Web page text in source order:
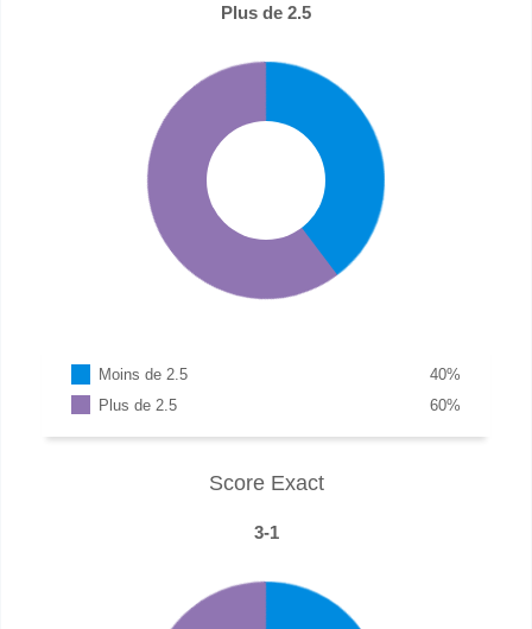
Plus de 2.5
Moins de 2.5 %
40
Plus de 2.5
%
60
Score Exact
3-1